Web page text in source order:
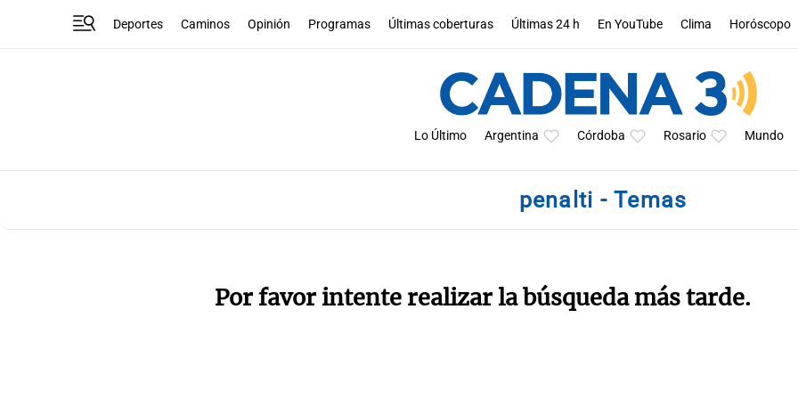
Deportes Caminos Opinión Programas Últimas coberturas Últimas 24 h En YouTube Clima Horóscopo
Lo Último Argentina Córdoba Rosario Mundo
penalti - Temas
Por favor intente realizar la búsqueda más tarde.